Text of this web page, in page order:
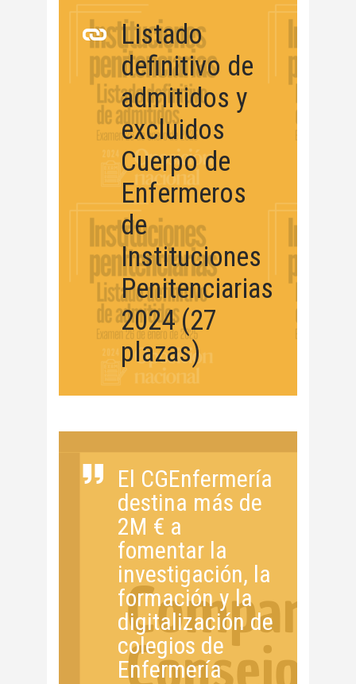
Listado
definitivo de
admitidos y
excluidos
Cuerpo de
Enfermeros
de
Instituciones
Penitenciarias
2024 (27
plazas)
El CGEnfermería
destina más de
2M € a
fomentar la
investigación, la
formación y la
digitalización de
colegios de
Enfermería